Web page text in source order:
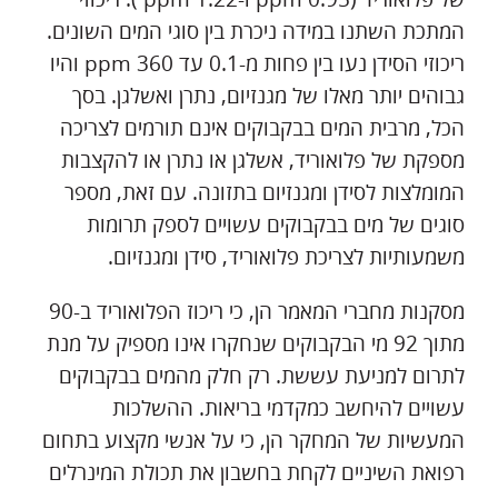
המתכת השתנו במידה ניכרת בין סוגי המים השונים.
ריכוזי הסידן נעו בין פחות מ-0.1 עד 360 ppm והיו
גבוהים יותר מאלו של מגנזיום, נתרן ואשלגן. בסך
הכל, מרבית המים בבקבוקים אינם תורמים לצריכה
מספקת של פלואוריד, אשלגן או נתרן או להקצבות
המומלצות לסידן ומגנזיום בתזונה. עם זאת, מספר
סוגים של מים בבקבוקים עשויים לספק תרומות
משמעותיות לצריכת פלואוריד, סידן ומגנזיום.
מסקנות מחברי המאמר הן, כי ריכוז הפלואוריד ב-90
מתוך 92 מי הבקבוקים שנחקרו אינו מספיק על מנת
לתרום למניעת עששת. רק חלק מהמים בבקבוקים
עשויים להיחשב כמקדמי בריאות. ההשלכות
המעשיות של המחקר הן, כי על אנשי מקצוע בתחום
רפואת השיניים לקחת בחשבון את תכולת המינרלים